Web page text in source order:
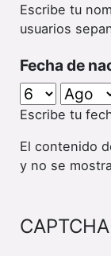
Escribe tu
usuarios
Fecha de
Escribe tu
El contenido
y no se
CAPTCHA